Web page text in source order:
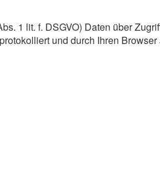
1 lit. f. DSGVO) Daten über
und durch Ihren